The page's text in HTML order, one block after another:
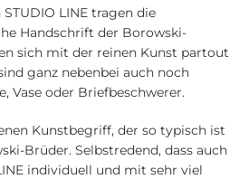
LINE tragen die
Handschrift der Borowski-
sich mit der reinen Kunst partout
ganz nebenbei auch noch
Vase oder Briefbeschwerer.
Kunstbegriff, der so typisch ist
Brüder. Selbstredend, dass auch
individuell und mit sehr viel